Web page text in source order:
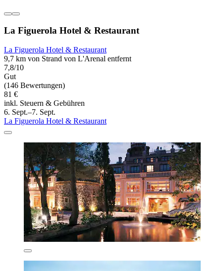
La Figuerola Hotel & Restaurant
La Figuerola Hotel & Restaurant
9,7 km von Strand von L'Arenal entfernt
7,8/10
Gut
(146 Bewertungen)
81 €
inkl. Steuern & Gebühren
6. Sept.–7. Sept.
La Figuerola Hotel & Restaurant